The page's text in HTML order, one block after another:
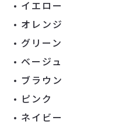
イエロー
オレンジ
グリーン
ベージュ
ブラウン
ピンク
ネイビー